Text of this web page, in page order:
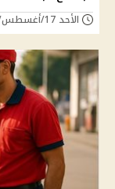
الأحد 17/أغسطس/2025 - 10:46 م